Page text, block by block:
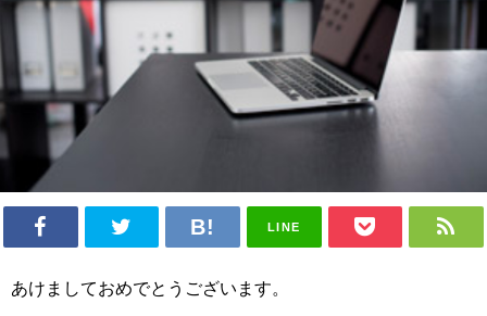
LINE
あけましておめでとうございます。